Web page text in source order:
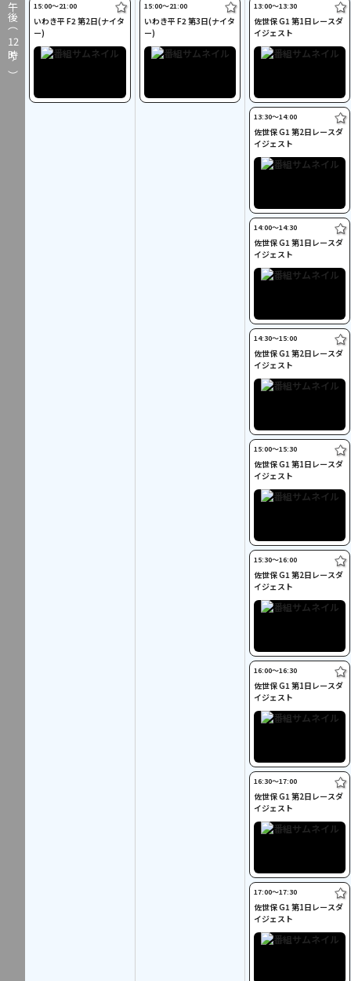
午後（
12
時～）
15:00〜21:00
いわき平 F2 第2日(ナイタ
ー)
15:00〜21:00
いわき平 F2 第3日(ナイタ
ー)
13:00〜13:30
佐世保 G1 第1日レースダ
イジェスト
13:30〜14:00
佐世保 G1 第2日レースダ
イジェスト
14:00〜14:30
佐世保 G1 第1日レースダ
イジェスト
14:30〜15:00
佐世保 G1 第2日レースダ
イジェスト
15:00〜15:30
佐世保 G1 第1日レースダ
イジェスト
15:30〜16:00
佐世保 G1 第2日レースダ
イジェスト
16:00〜16:30
佐世保 G1 第1日レースダ
イジェスト
16:30〜17:00
佐世保 G1 第2日レースダ
イジェスト
17:00〜17:30
佐世保 G1 第1日レースダ
イジェスト